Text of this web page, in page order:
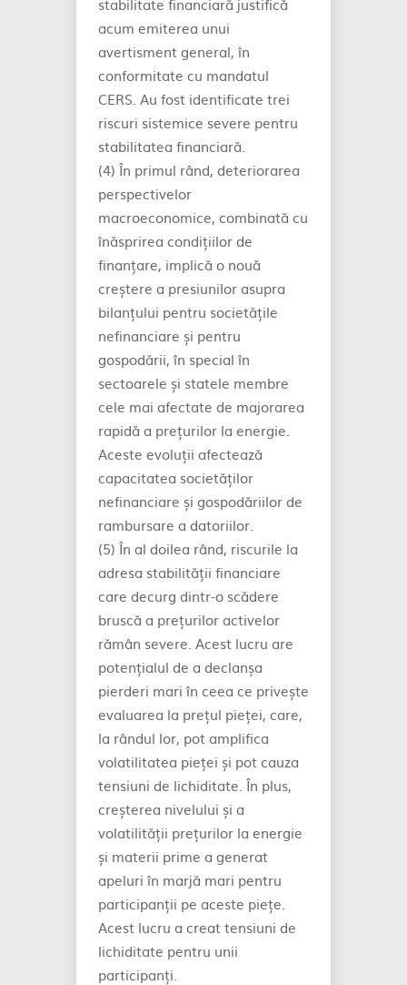
acum emiterea unui
avertisment general, în
conformitate cu mandatul
CERS. Au fost identificate trei
riscuri sistemice severe pentru
stabilitatea financiară.
(4) În primul rând, deteriorarea
perspectivelor
macroeconomice, combinată cu
înăsprirea condițiilor de
finanțare, implică o nouă
creștere a presiunilor asupra
bilanțului pentru societățile
nefinanciare și pentru
gospodării, în special în
sectoarele și statele membre
cele mai afectate de majorarea
rapidă a prețurilor la energie.
Aceste evoluții afectează
capacitatea societăților
nefinanciare și gospodăriilor de
rambursare a datoriilor.
(5) În al doilea rând, riscurile la
adresa stabilității financiare
care decurg dintr-o scădere
bruscă a prețurilor activelor
rămân severe. Acest lucru are
potențialul de a declanșa
pierderi mari în ceea ce privește
evaluarea la prețul pieței, care,
la rândul lor, pot amplifica
volatilitatea pieței și pot cauza
tensiuni de lichiditate. În plus,
creșterea nivelului și a
volatilității prețurilor la energie
și materii prime a generat
apeluri în marjă mari pentru
participanții pe aceste piețe.
Acest lucru a creat tensiuni de
lichiditate pentru unii
participanți.